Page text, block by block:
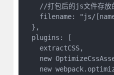
//打包后的js文件存放
filename: "js/
  },
  plugins: [
    extractCSS,
new
new